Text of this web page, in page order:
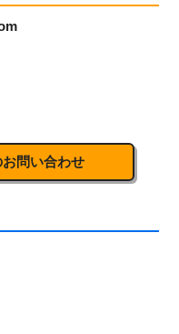
問い合わせ